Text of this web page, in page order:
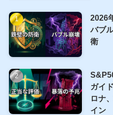
2026
バブ
衛
ガイ
ロナ
イン